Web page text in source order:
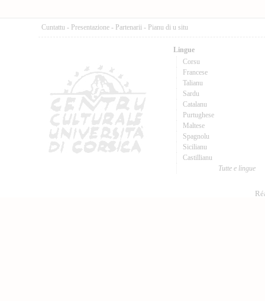
Cuntattu - Presentazione - Partenarii - Pianu di u situ
Lingue
Corsu
Francese
Talianu
Sardu
Catalanu
Purtughese
Maltese
Spagnolu
Sicilianu
Castillianu
Tutte e lingue